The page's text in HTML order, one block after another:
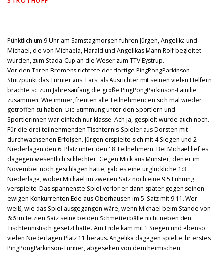
SOCIAL MEDIA TT-NEWS WER SPIELT HEUTE?
Pünktlich um 9 Uhr am Samstagmorgen fuhren Jürgen, Angelika und
Michael, die von Michaela, Harald und Angelikas Mann Rolf begleitet
wurden, zum Stada-Cup an die Weser zum TTV Eystrup.
Vor den Toren Bremens richtete der dortige PingPongParkinson-
Stützpunkt das Turnier aus. Lars. als Ausrichter mit seinen vielen Helfern
brachte so zum Jahresanfang die große PingPongParkinson-Familie
zusammen. Wie immer, freuten alle Teilnehmenden sich mal wieder
getroffen zu haben. Die Stimmung unter den Sportlern und
Sportlerinnen war einfach nur klasse. Ach ja, gespielt wurde auch noch.
Für die drei teilnehmenden Tischtennis-Spieler aus Dorsten mit
durchwachsenen Erfolgen. Jürgen erspielte sich mit 4 Siegen und 2
Niederlagen den 6. Platz unter den 18 Teilnehmern. Bei Michael lief es
dagegen wesentlich schlechter. Gegen Mick aus Münster, den er im
November noch geschlagen hatte, gab es eine unglückliche 1:3
Niederlage, wobei Michael im zweiten Satz noch eine 9:5 Führung
verspielte. Das spannenste Spiel verlor er dann später gegen seinen
ewigen Konkurrenten Ede aus Oberhausen im 5. Satz mit 9:11. Wer
weiß, wie das Spiel ausgegangen wäre, wenn Michael beim Stande von
6:6 im letzten Satz seine beiden Schmetterbälle nicht neben den
Tischtennistisch gesetzt hätte. Am Ende kam mit 3 Siegen und ebenso
vielen Niederlagen Platz 11 heraus. Angelika dagegen spielte ihr erstes
PingPongParkinson-Turnier, abgesehen von dem heimischen